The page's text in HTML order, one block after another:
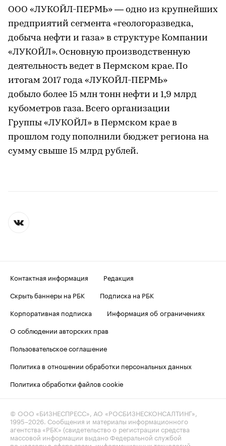
ООО «ЛУКОЙЛ-ПЕРМЬ» — одно из крупнейших
предприятий сегмента «геологоразведка,
добыча нефти и газа» в структуре Компании
«ЛУКОЙЛ». Основную производственную
деятельность ведет в Пермском крае. По
итогам 2017 года «ЛУКОЙЛ-ПЕРМЬ»
добыло более 15 млн тонн нефти и 1,9 млрд
кубометров газа. Всего организации
Группы «ЛУКОЙЛ» в Пермском крае в
прошлом году пополнили бюджет региона на
сумму свыше 15 млрд рублей.
Контактная информация
Редакция
Скрыть баннеры на РБК
Подписка на РБК
Корпоративная подписка
Информация об ограничениях
О соблюдении авторских прав
Пользовательское соглашение
Политика в отношении обработки персональных данных
Политика обработки файлов cookie
© ООО «БИЗНЕСПРЕСС», АО «РОСБИЗНЕСКОНСАЛТИНГ»,
1995–2026. Сообщения и материалы информационного
агентства «РБК» (свидетельство о регистрации средства
массовой информации выдано Федеральной службой